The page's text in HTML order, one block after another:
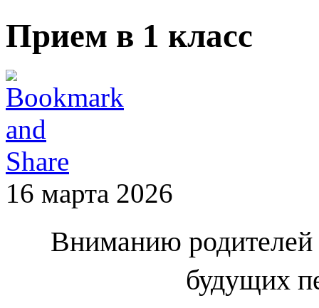
Прием в 1 класс
16 марта 2026
Вниманию родителей
будущих